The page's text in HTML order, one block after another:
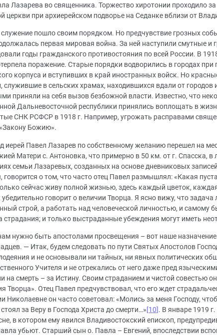
Лазарева во священника. Торжество хиротонии проходило
церкви при архиерейском подворье на Седанке вблизи от
пошло своим порядком. Но предчувствие грозных
первая мировая война. За ней наступили смутные и
годы гражданского противостояния по всей России. В
поражение. Старые порядки водворились в городах
корпуса и вступивших в край иностранных войск. Но
в сельских храмах, находившихся вдали от городов
приняли на себя вызов безбожной власти. Известно, что
Дальневосточной республики принялись воплощать в
СНК РСФСР в 1918 г. Например, угрожать расправами
Божию».
иерей Павел Лазарев по собственному желанию перешел на
Матери с. Антоновка, что примерно в 50 км. от г. Спасска, в
семьи Лазаревых, созданных на основе дневниковых
говорится о том, что часто отец Павел размышлял: «Какая
сейчас живу полной жизнью, здесь каждый цветок,
говорит о величии Творца. Я ясно вижу, что
строй, а работать над человеческой личностью, и самому
страдания; и только выстраданные убеждения могут иметь
нужно быть апостолами просвещения – вот наше
— Итак, будем следовать по пути Святых Апостолов
и не основывали ни тайных, ни явных политических
Учителя и не отрекались от него даже пред
на смерть – за Истину. Своим страданием и чистой совестью
Творца». Отец Павел предчувствовал, что его ждет
Николаевне он часто советовал: «Молись за меня Господу,
за Веру в Господа Христа до смерти…»[10]. В январе 1919
в котором ему явился Владивостокский епископ,
убьют. Старший сын о. Павла – Евгений, впоследствии